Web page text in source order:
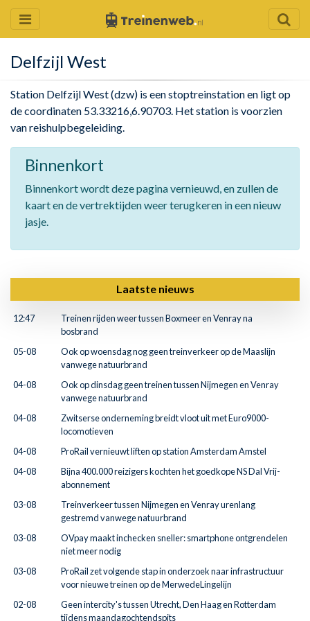
Delfzijl West
Station Delfzijl West (dzw) is een stoptreinstation en ligt op
de coordinaten 53.33216,6.90703. Het station is voorzien
van reishulpbegeleiding.
Binnenkort
Binnenkort wordt deze pagina vernieuwd, en zullen de
kaart en de vertrektijden weer terugkeren in een nieuw
jasje.
Laatste nieuws
12:47
Treinen rijden weer tussen Boxmeer en Venray na
bosbrand
05-08
Ook op woensdag nog geen treinverkeer op de Maaslijn
vanwege natuurbrand
04-08
Ook op dinsdag geen treinen tussen Nijmegen en Venray
vanwege natuurbrand
04-08
Zwitserse onderneming breidt vloot uit met Euro9000-
locomotieven
04-08
ProRail vernieuwt liften op station Amsterdam Amstel
04-08
Bijna 400.000 reizigers kochten het goedkope NS Dal Vrij-
abonnement
03-08
Treinverkeer tussen Nijmegen en Venray urenlang
gestremd vanwege natuurbrand
03-08
OVpay maakt inchecken sneller: smartphone ontgrendelen
niet meer nodig
03-08
ProRail zet volgende stap in onderzoek naar infrastructuur
voor nieuwe treinen op de MerwedeLingelijn
02-08
Geen intercity's tussen Utrecht, Den Haag en Rotterdam
tijdens maandagochtendspits